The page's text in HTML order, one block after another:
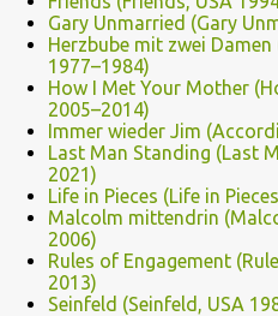
Gary Unmarried (Gary
Herzbube mit zwei Damen
1977–1984)
How I Met Your Mother
2005–2014)
Immer wieder Jim
Last Man Standing (Last
2021)
Life in Pieces (Life in
Malcolm mittendrin
2006)
Rules of Engagement
2013)
Seinfeld (Seinfeld, USA